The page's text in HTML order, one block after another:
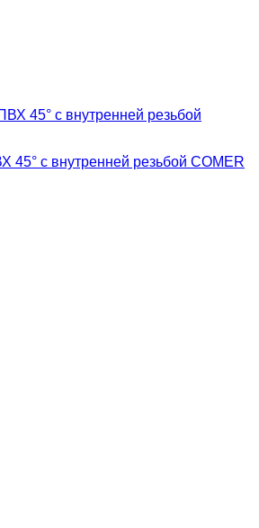
45° с внутренней резьбой COMER